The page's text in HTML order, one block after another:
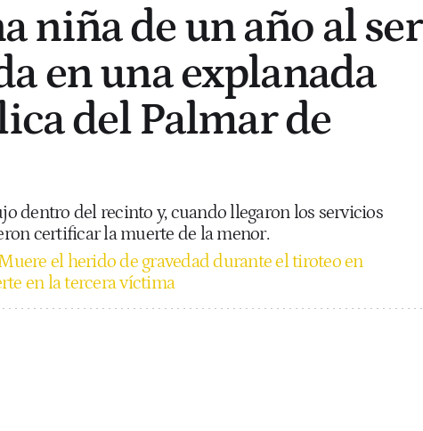
niña de un año al ser
en una explanada
del Palmar de
dentro del recinto y, cuando llegaron los servicios
certificar la muerte de la menor.
el herido de gravedad durante el tiroteo en
en la tercera víctima